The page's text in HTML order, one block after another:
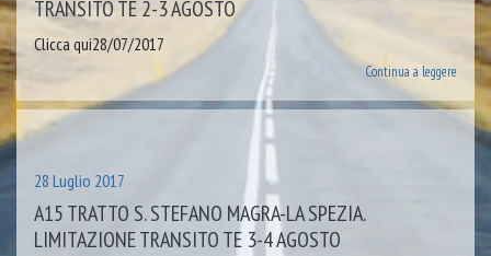
TRANSITO TE 2-3 AGOSTO
Clicca qui28/07/2017
Continua a leggere
28 Luglio 2017
A15 TRATTO S. STEFANO MAGRA-LA SPEZIA.
LIMITAZIONE TRANSITO TE 3-4 AGOSTO